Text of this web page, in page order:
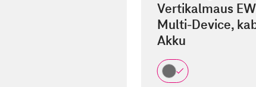
Vertikalmaus
Multi-Device,
Akku